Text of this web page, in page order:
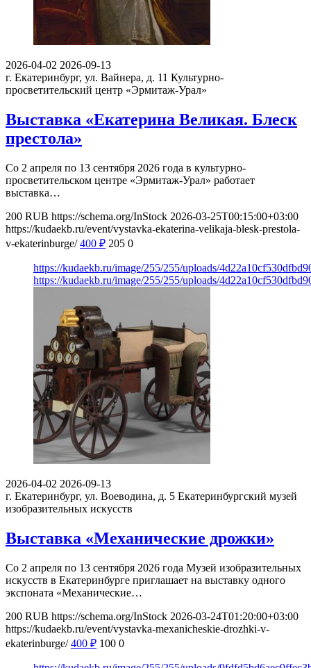
2026-04-02 2026-09-13
г. Екатеринбург, ул. Вайнера, д. 11 Культурно-
просветительский центр «Эрмитаж-Урал»
Выставка «Екатерина Великая. Блеск
престола»
Со 2 апреля по 13 сентября 2026 года в культурно-
просветительском центре «Эрмитаж-Урал» работает
выставка…
200 RUB https://schema.org/InStock 2026-03-25T00:15:00+03:00
https://kudaekb.ru/event/vystavka-ekaterina-velikaja-blesk-prestola-
v-ekaterinburge/ 400 ₽ 205 0
https://kudaekb.ru/image/255/255/uploads/
https://kudaekb.ru/image/255/255/uploads/
2026-04-02 2026-09-13
г. Екатеринбург, ул. Воеводина, д. 5 Екатеринбургский музей
изобразительных искусств
Выставка «Механические дрожки»
Со 2 апреля по 13 сентября 2026 года Музей изобразительных
искусств в Екатеринбурге приглашает на выставку одного
экспоната «Механические…
200 RUB https://schema.org/InStock 2026-03-24T01:20:00+03:00
https://kudaekb.ru/event/vystavka-mexanicheskie-drozhki-v-
ekaterinburge/ 400 ₽ 100 0